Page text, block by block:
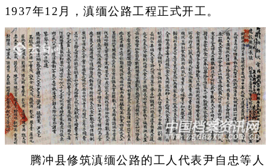
1937年12月，滇缅公路工程正式开工。
腾冲县修筑滇缅公路的工人代表尹自忠等人